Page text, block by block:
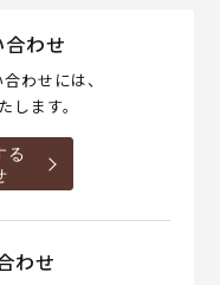
わせ
わせには、
ます。
る
わせ